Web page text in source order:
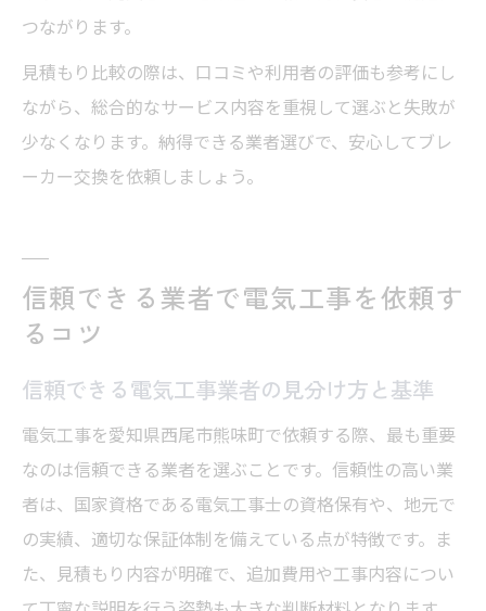
つながります。
見積もり比較の際は、口コミや利用者の評価も参考にし
ながら、総合的なサービス内容を重視して選ぶと失敗が
少なくなります。納得できる業者選びで、安心してブレ
ーカー交換を依頼しましょう。
信頼できる業者で電気工事を依頼す
るコツ
信頼できる電気工事業者の見分け方と基準
電気工事を愛知県西尾市熊味町で依頼する際、最も重要
なのは信頼できる業者を選ぶことです。信頼性の高い業
者は、国家資格である電気工事士の資格保有や、地元で
の実績、適切な保証体制を備えている点が特徴です。ま
た、見積もり内容が明確で、追加費用や工事内容につい